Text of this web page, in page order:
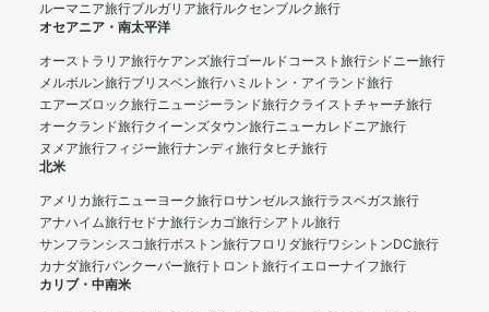
ルーマニア旅行ブルガリア旅行ルクセンブルク旅行
オセアニア・南太平洋
オーストラリア旅行ケアンズ旅行ゴールドコースト旅行シドニー旅行
メルボルン旅行ブリスベン旅行ハミルトン・アイランド旅行
エアーズロック旅行ニュージーランド旅行クライストチャーチ旅行
オークランド旅行クイーンズタウン旅行ニューカレドニア旅行
ヌメア旅行フィジー旅行ナンディ旅行タヒチ旅行
北米
アメリカ旅行ニューヨーク旅行ロサンゼルス旅行ラスベガス旅行
アナハイム旅行セドナ旅行シカゴ旅行シアトル旅行
サンフランシスコ旅行ボストン旅行フロリダ旅行ワシントンDC旅行
カナダ旅行バンクーバー旅行 トロント旅行イエローナイフ旅行
カリブ・中南米